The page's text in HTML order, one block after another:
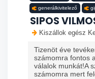
generálkivitelező
SIPOS
Kiszállok egész
Tizenöt éve
számomra fontos
válalok munkát!A
számomra mert